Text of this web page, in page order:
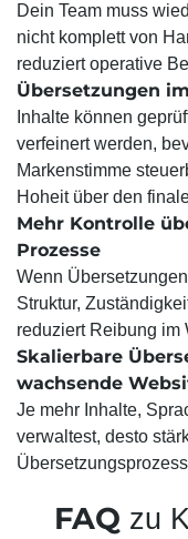
Dein Team muss
nicht komplett von
reduziert operative
Übersetzungen
Inhalte können
verfeinert werden,
Markenstimme
Hoheit über den
Mehr Kontrolle
Prozesse
Wenn
Struktur,
reduziert Reibung im
Skalierbare
wachsende
Je mehr Inhalte,
verwaltest, desto
FAQ zu